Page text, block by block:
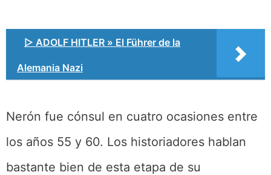
▷ ADOLF HITLER » El Führer de la
Alemania Nazi
Nerón fue cónsul en cuatro ocasiones entre
los años 55 y 60. Los historiadores hablan
bastante bien de esta etapa de su